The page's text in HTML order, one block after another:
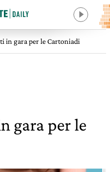
in gara per le Cartoniadi
gara per le